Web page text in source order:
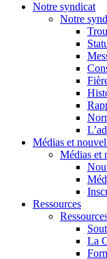
Notre syndicat
Notre
Médias et
Médias et
Ressources
La